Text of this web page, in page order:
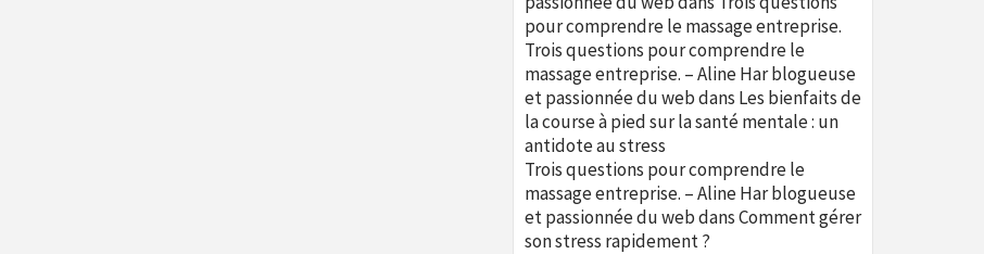
pour comprendre le massage entreprise.
Trois questions pour comprendre le
massage entreprise. – Aline Har blogueuse
et passionnée du webdans Les bienfaits de
la course à pied sur la santé mentale : un
antidote au stress
Trois questions pour comprendre le
massage entreprise. – Aline Har blogueuse
et passionnée du webdansComment gérer
son stress rapidement ?